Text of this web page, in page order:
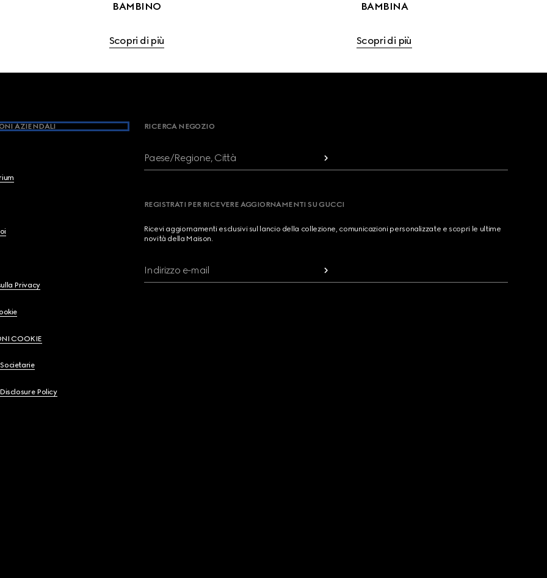
BAMBINO
Scopri di più
BAMBINA
Scopri di più
AZIENDALI
Privacy
COOKIE
Policy
RICERCA NEGOZIO
Paese/Regione, Città
REGISTRATI PER RICEVERE AGGIORNAMENTI SU GUCCI
Ricevi aggiornamenti esclusivi sul lancio della collezione, comunicazioni personalizzate e scopri le ultime
novità della Maison.
Indirizzo e-mail